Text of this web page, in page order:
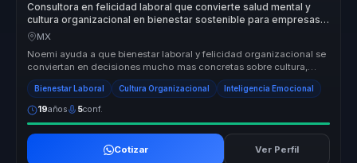
Consultora en felicidad laboral que convierte salud mental y
cultura organizacional en bienestar sostenible para empresas y
lideres.
MX
Noemi ayuda a que bienestar laboral y felicidad organizacional se
conviertan en decisiones mucho mas concretas sobre cultura,
liderazgo y...
Bienestar Laboral Cultura Organizacional Inteligencia Emocional
19años 5conf.
Cotizar Ver Perfil